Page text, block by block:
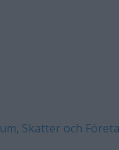
Skatter och